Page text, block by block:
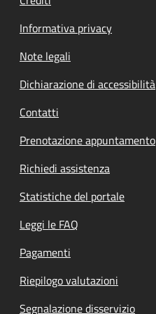
Informativa privacy
Note legali
Dichiarazione di accessibilità
Contatti
Prenotazione appuntamento
Richiedi assistenza
Statistiche del portale
Leggi le FAQ
Pagamenti
Riepilogo valutazioni
Segnalazione disservizio